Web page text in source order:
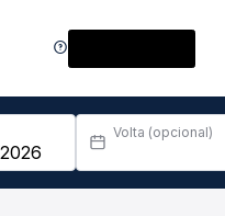
Volta (opcional)